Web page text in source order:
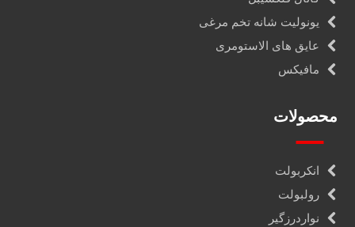
یونولیت شانه تخم مرغی
عایق های الاستومری
مافیکس
محصولات
انکربولت
رولبولت
نواردرزگیر